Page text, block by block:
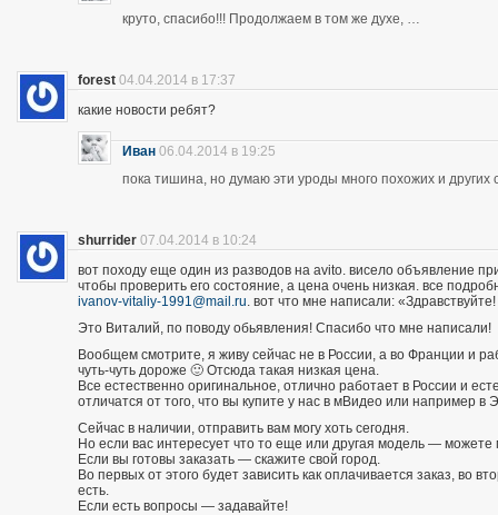
круто, спасибо!!! Продолжаем в том же духе, …
forest 04.04.2014 в 17:37
какие новости ребят?
Иван 06.04.2014 в 19:25
пока тишина, но думаю эти уроды много похожих и
shurrider 07.04.2014 в 10:24
вот походу еще один из разводов на avito. висело объявление
чтобы проверить его состояние, а цена очень низкая. все
ivanov-vitaliy-1991@mail.ru. вот что мне написали: «Здравствуйте!
Это Виталий, по поводу обьявления! Спасибо что мне написали!
Вообщем смотрите, я живу сейчас не в России, а во Франции и
чуть-чуть дороже 🙂 Отсюда такая низкая цена.
Все естественно оригинальное, отлично работает в России и
отличатся от того, что вы купите у нас в мВидео или например в
Сейчас в наличии, отправить вам могу хоть сегодня.
Но если вас интересует что то еще или другая модель —
Если вы готовы заказать — скажите свой город.
Во первых от этого будет зависить как оплачивается заказ, во
есть.
Если есть вопросы — задавайте!